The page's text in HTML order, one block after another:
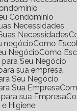
Condomínio
Necessidades
Necessidades
negócio
Como
Negócio
Como
Seu Negócio
sua empresa
Seu Negócio
Sua Empresa
sua Empresa
Higiene